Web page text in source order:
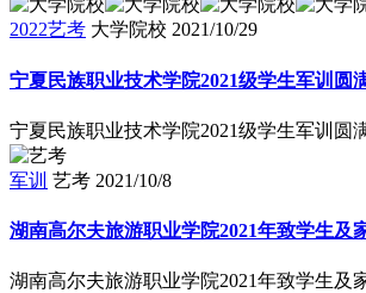
2022艺考 大学院校 2021/10/29
宁夏民族职业技术学院2021级学生军训圆
宁夏民族职业技术学院2021级学生军训圆
军训 艺考 2021/10/8
湖南高尔夫旅游职业学院2021年致学生及
湖南高尔夫旅游职业学院2021年致学生及